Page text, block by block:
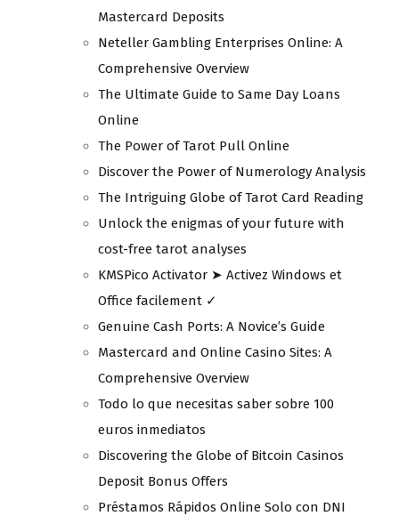
Mastercard Deposits
Neteller Gambling Enterprises Online: A
Comprehensive Overview
The Ultimate Guide to Same Day Loans
Online
The Power of Tarot Pull Online
Discover the Power of Numerology Analysis
The Intriguing Globe of Tarot Card Reading
Unlock the enigmas of your future with
cost-free tarot analyses
KMSPico Activator ➤ Activez Windows et
Office facilement ✓
Genuine Cash Ports: A Novice’s Guide
Mastercard and Online Casino Sites: A
Comprehensive Overview
Todo lo que necesitas saber sobre 100
euros inmediatos
Discovering the Globe of Bitcoin Casinos
Deposit Bonus Offers
Préstamos Rápidos Online Solo con DNI